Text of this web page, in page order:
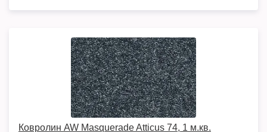
Ковролин AW Masquerade Atticus 74, 1 м.кв.